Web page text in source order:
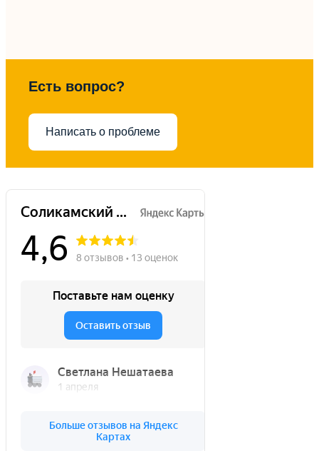
Есть вопрос?
Написать о проблеме